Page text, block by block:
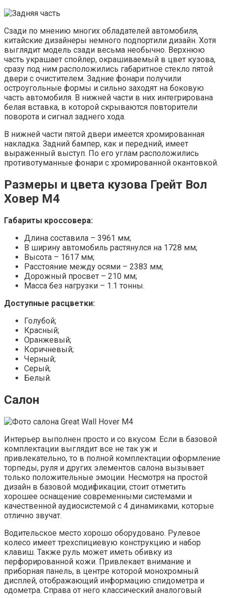
Сзади по мнению многих обладателей автомобиля,
китайские дизайнеры немного подпортили дизайн. Хотя
выглядит модель сзади весьма необычно. Верхнюю
часть украшает спойлер, окрашиваемый в цвет кузова,
сразу под ним расположились габаритное стекло пятой
двери с очистителем. Задние фонари получили
остроугольные формы и сильно заходят на боковую
часть автомобиля. В нижней части в них интегрирована
белая вставка, в которой скрываются повторители
поворота и сигнал заднего хода.
В нижней части пятой двери имеется хромированная
накладка. Задний бампер, как и передний, имеет
выраженный выступ. По его углам расположились
противотуманные фонари с хромированной окантовкой.
Размеры и цвета кузова Грейт Вол
Ховер М4
Габариты кроссовера:
Длина составила – 3961 мм;
В ширину автомобиль растянулся на 1728 мм;
Высота – 1617 мм;
Расстояние между осями – 2383 мм;
Дорожный просвет – 210 мм;
Масса без нагрузки – 1.1 тонны.
Доступные расцветки:
Голубой;
Красный;
Оранжевый;
Коричневый;
Черный;
Серый;
Белый.
Салон
Интерьер выполнен просто и со вкусом. Если в базовой
комплектации выглядит все не так уж и
привлекательно, то в полной комплектации оформление
торпеды, руля и других элементов салона вызывает
только положительные эмоции. Несмотря на простой
дизайн в базовой модификации, стоит отметить
хорошее оснащение современными системами и
качественной аудиосистемой с 4 динамиками, которые
отлично звучат.
Водительское место хорошо оборудовано. Рулевое
колесо имеет трехспициевую конструкцию и набор
клавиш. Также руль может иметь обивку из
перфорированной кожи. Привлекает внимание и
приборная панель, в центре которой монохромный
дисплей, отображающий информацию спидометра и
одометра. Справа от него классический аналоговый